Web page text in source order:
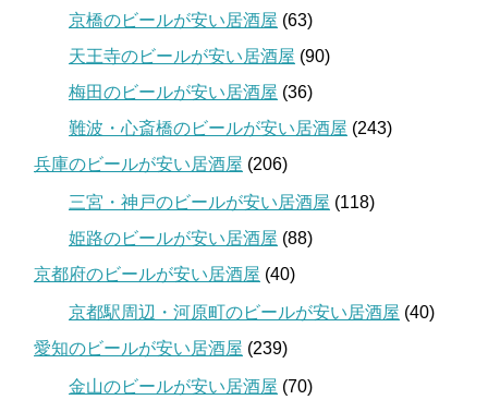
京橋のビールが安い居酒屋 (63)
天王寺のビールが安い居酒屋 (90)
梅田のビールが安い居酒屋 (36)
難波・心斎橋のビールが安い居酒屋 (243)
兵庫のビールが安い居酒屋 (206)
三宮・神戸のビールが安い居酒屋 (118)
姫路のビールが安い居酒屋 (88)
京都府のビールが安い居酒屋 (40)
京都駅周辺・河原町のビールが安い居酒屋 (40)
愛知のビールが安い居酒屋 (239)
金山のビールが安い居酒屋 (70)